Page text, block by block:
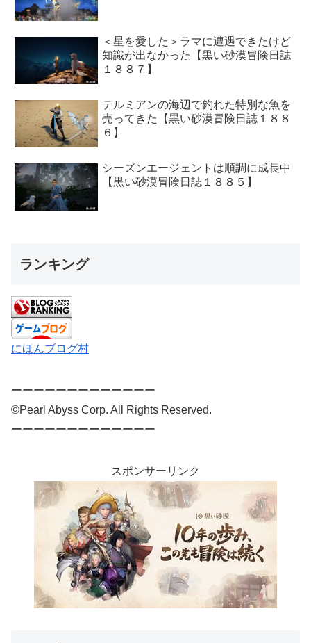
＜星を愛した＞ラマに遭遇できたけど
知識が出なかった【黒い砂漠冒険日誌
１８８７】
テルミアンの海辺で釣れた特別な魚を
売ってきた【黒い砂漠冒険日誌１８８
６】
シーズンエージェントは順調に成長中
【黒い砂漠冒険日誌１８８５】
ランキング
にほんブログ村
ーーーーーーーーーーーーー
©Pearl Abyss Corp. All Rights Reserved.
ーーーーーーーーーーーーー
スポンサーリンク